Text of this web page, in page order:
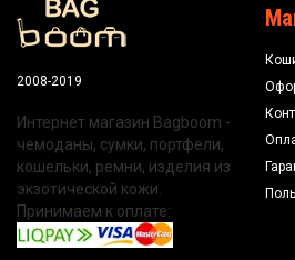
2008-2019
Интернет магазин Bagboom -
чемоданы, сумки, портфели,
кошельки, ремни, изделия из
экзотической кожи.
Принимаем к оплате: